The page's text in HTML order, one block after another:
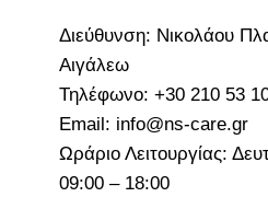
Διεύθυνση: Νικολάου
Αιγάλεω
Τηλέφωνο: +30 210 53
Email: info@ns-care.gr
Ωράριο Λειτουργίας:
09:00 – 18:00